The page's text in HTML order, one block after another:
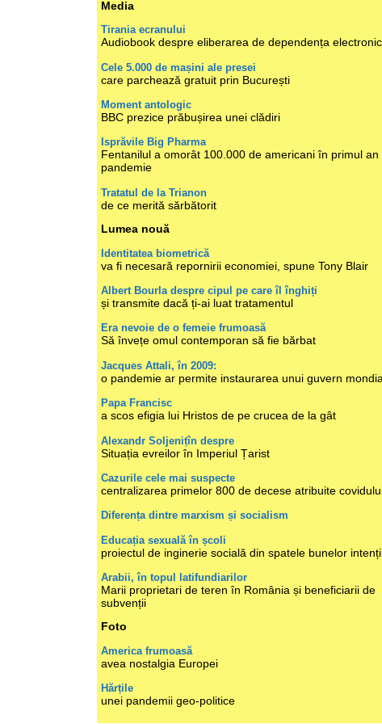
Media
Tirania ecranului
Audiobook despre eliberarea de dependența
Cele 5.000 de mașini ale presei
care parchează gratuit prin București
Moment antologic
BBC prezice prăbușirea unei clădiri
Isprăvile Big Pharma
Fentanilul a omorât 100.000 de americani în primul an
pandemie
Tratatul de la Trianon
de ce merită sărbătorit
Lumea nouă
Identitatea biometrică
va fi necesară repornirii economiei, spune Tony Blair
Albert Bourla despre cipul pe care îl înghiți
și transmite dacă ți-ai luat tratamentul
Era nevoie de o femeie frumoasă
Să învețe omul contemporan să fie bărbat
Jacques Attali, în 2009:
o pandemie ar permite instaurarea unui guvern
Papa Francisc
a scos efigia lui Hristos de pe crucea de la gât
Alexandr Soljenițîn despre
Situația evreilor în Imperiul Țarist
Cazurile cele mai suspecte
centralizarea primelor 800 de decese atribuite
Diferența dintre marxism și socialism
Educația sexuală în școli
proiectul de inginerie socială din spatele bunelor
Arabii, în topul latifundiarilor
Marii proprietari de teren în România și beneficiarii de
subvenții
Foto
America frumoasă
avea nostalgia Europei
Hărțile
unei pandemii geo-politice